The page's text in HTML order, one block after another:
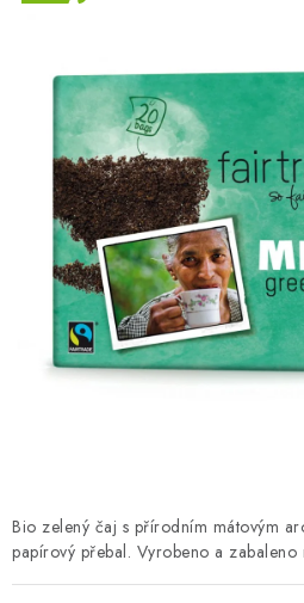
GUARANA
CUKR A MED
RÝŽE, QUINOA, ČOČKA
CUKROVINKY, SLADKOSTI,
NEALKO NÁPOJE A LIMONÁDY
Obchodní podmínky Doprava a
O Fair Trade
Napište nám
Bio zelený čaj s přírodním mátovým
papírový přebal. Vyrobeno a zabaleno